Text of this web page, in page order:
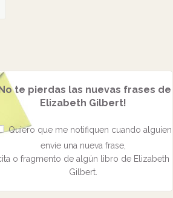
te pierdas las nuevas frases de
Elizabeth Gilbert!
Quiero que me notifiquen cuando alguien
envíe una nueva frase,
o fragmento de algún libro de Elizabeth
Gilbert.